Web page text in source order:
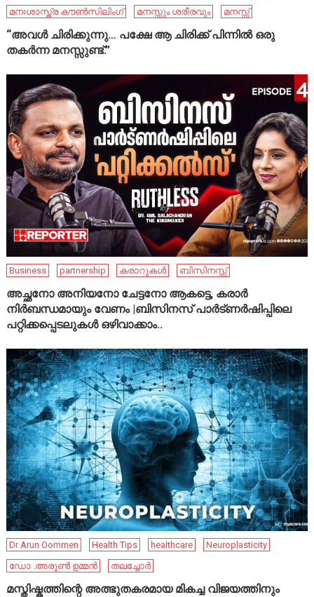
മനഃശാസ്ത്ര കൗൺസിലിംഗ്
മനസ്സും ശരീരവും മനസ്സ്
“അവൾ ചിരിക്കുന്നു… പക്ഷേ ആ ചിരിക്ക് പിന്നിൽ ഒരു
തകർന്ന മനസ്സുണ്ട്.”
Business partnership കരാറുകൾ ബിസിനസ്സ്
അച്ഛനോ അനിയനോ ചേട്ടനോ ആകട്ടെ, കരാർ
നിർബന്ധമായും വേണം |ബിസിനസ് പാർട്ണർഷിപ്പിലെ
പറ്റിക്കപ്പെടലുകൾ ഒഴിവാക്കാം..
Dr Arun Oommen Health Tips healthcare
Neuroplasticity
ഡോ .അരുൺ ഉമ്മൻ
തലച്ചോർ
മസ്തിഷ്കത്തിന്റെ അത്ഭുതകരമായ മികച്ച വിജയത്തിനും